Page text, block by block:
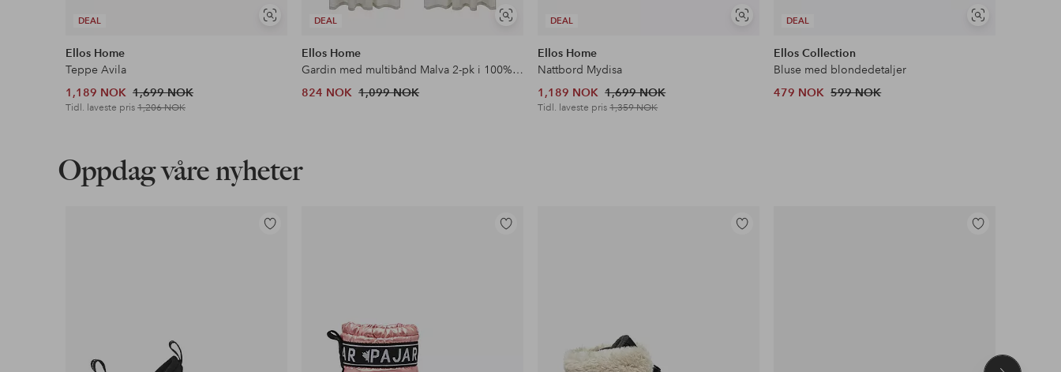
DEAL
Vis
Ellos Home
Teppe Avila
1,189 NOK 1,699 NOK
Tidl. laveste pris1,206 NOK
DEAL
Vis
Ellos Home
Gardin med multibånd Malva 2-pk i 100% lin
824 NOK 1,099 NOK
DEAL
Vis
Ellos Home
Nattbord Mydisa
1,189 NOK 1,699 NOK
Tidl. laveste pris1,359 NOK
DEAL
Vis
Ellos Collection
Bluse med blondedetaljer
479 NOK 599 NOK
Oppdag våre nyheter
Legg
Legg
Legg
Legg